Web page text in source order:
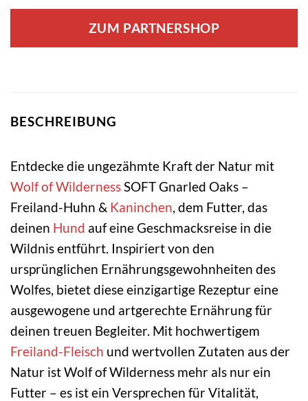
ZUM PARTNERSHOP
BESCHREIBUNG
Entdecke die ungezähmte Kraft der Natur mit
Wolf of Wilderness SOFT Gnarled Oaks –
Freiland-Huhn & Kaninchen , dem Futter, das
deinen Hund auf eine Geschmacksreise in die
Wildnis entführt. Inspiriert von den
ursprünglichen Ernährungsgewohnheiten des
Wolfes, bietet diese einzigartige Rezeptur eine
ausgewogene und artgerechte Ernährung für
deinen treuen Begleiter. Mit hochwertigem
Freiland-Fleisch und wertvollen Zutaten aus der
Natur ist Wolf of Wilderness mehr als nur ein
Futter – es ist ein Versprechen für Vitalität,